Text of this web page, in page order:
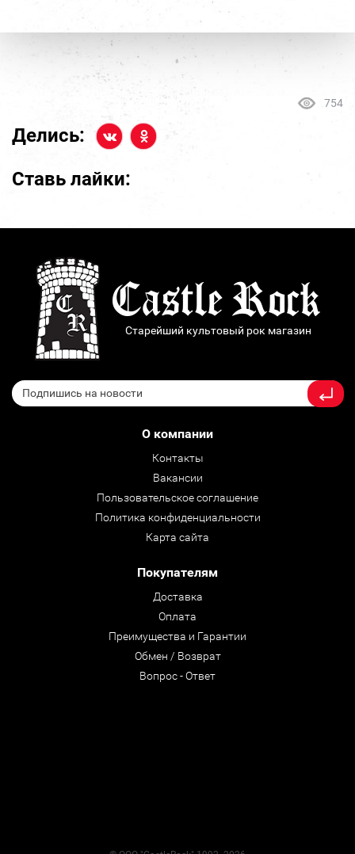
754
Делись:
Ставь лайки:
Старейший культовый рок магазин
О компании
Контакты
Вакансии
Пользовательское соглашение
Политика конфиденциальности
Карта сайта
Покупателям
Доставка
Оплата
Преимущества и Гарантии
Обмен / Возврат
Вопрос - Ответ